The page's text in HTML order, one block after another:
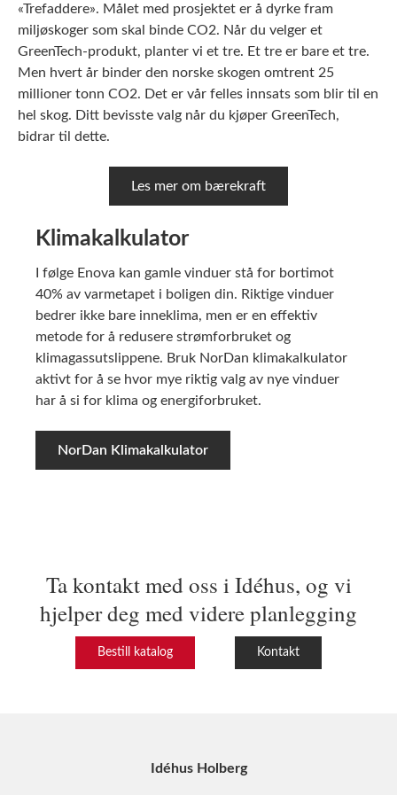
«Trefaddere». Målet med prosjektet er å dyrke fram
miljøskoger som skal binde CO2. Når du velger et
GreenTech-produkt, planter vi et tre. Et tre er bare et tre.
Men hvert år binder den norske skogen omtrent 25
millioner tonn CO2. Det er vår felles innsats som blir til en
hel skog. Ditt bevisste valg når du kjøper GreenTech,
bidrar til dette.
Les mer om bærekraft
Klimakalkulator
I følge Enova kan gamle vinduer stå for bortimot
40% av varmetapet i boligen din. Riktige vinduer
bedrer ikke bare inneklima, men er en effektiv
metode for å redusere strømforbruket og
klimagassutslippene. Bruk NorDan klimakalkulator
aktivt for å se hvor mye riktig valg av nye vinduer
har å si for klima og energiforbruket.
NorDan Klimakalkulator
Ta kontakt med oss i Idéhus, og vi
hjelper deg med videre planlegging
Bestill katalog Kontakt
Idéhus Holberg